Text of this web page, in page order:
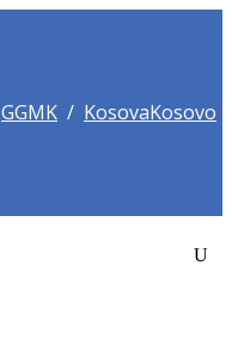
GGMK / KosovaKosovo